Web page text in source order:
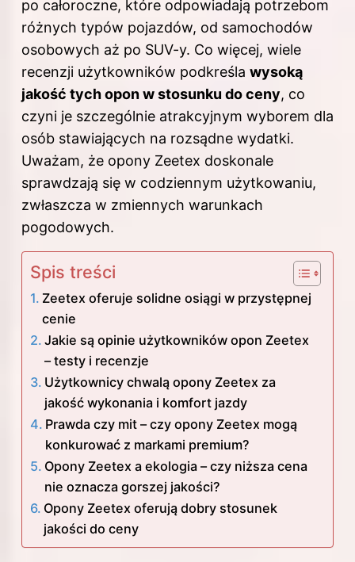
po całoroczne, które odpowiadają potrzebom
różnych typów pojazdów, od samochodów
osobowych aż po SUV-y. Co więcej, wiele
recenzji użytkowników podkreśla wysoką
jakość tych opon w stosunku do ceny, co
czyni je szczególnie atrakcyjnym wyborem dla
osób stawiających na rozsądne wydatki.
Uważam, że opony Zeetex doskonale
sprawdzają się w codziennym użytkowaniu,
zwłaszcza w zmiennych warunkach
pogodowych.
Spis treści
Zeetex oferuje solidne osiągi w przystępnej
cenie
Jakie są opinie użytkowników opon Zeetex
– testy i recenzje
Użytkownicy chwalą opony Zeetex za
jakość wykonania i komfort jazdy
Prawda czy mit – czy opony Zeetex mogą
konkurować z markami premium?
Opony Zeetex a ekologia – czy niższa cena
nie oznacza gorszej jakości?
Opony Zeetex oferują dobry stosunek
jakości do ceny